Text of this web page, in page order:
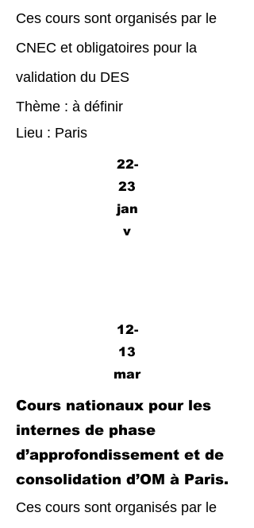
Ces cours sont organisés par le
CNEC et obligatoires pour la
validation du DES
Thème : à définir
Lieu : Paris
22-
23
jan
v
12-
13
mar
Cours nationaux pour les
internes de phase
d’approfondissement et de
consolidation d’OM à Paris.
Ces cours sont organisés par le